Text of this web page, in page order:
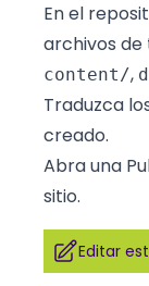
En el
archivos
content/,
Traduzca
creado.
Abra una
sitio.
Editar